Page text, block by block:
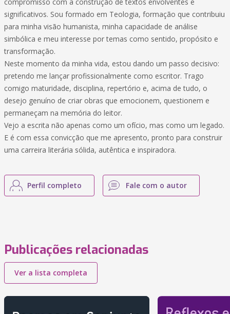
significativos. Sou formado em Teologia, formação que contribuiu
para minha visão humanista, minha capacidade de análise
simbólica e meu interesse por temas como sentido, propósito e
transformação.
Neste momento da minha vida, estou dando um passo decisivo:
pretendo me lançar profissionalmente como escritor. Trago
comigo maturidade, disciplina, repertório e, acima de tudo, o
desejo genuíno de criar obras que emocionem, questionem e
permaneçam na memória do leitor.
Vejo a escrita não apenas como um ofício, mas como um legado.
E é com essa convicção que me apresento, pronto para construir
uma carreira literária sólida, autêntica e inspiradora.
Perfil completo Fale com o autor
Publicações relacionadas
Ver a lista completa